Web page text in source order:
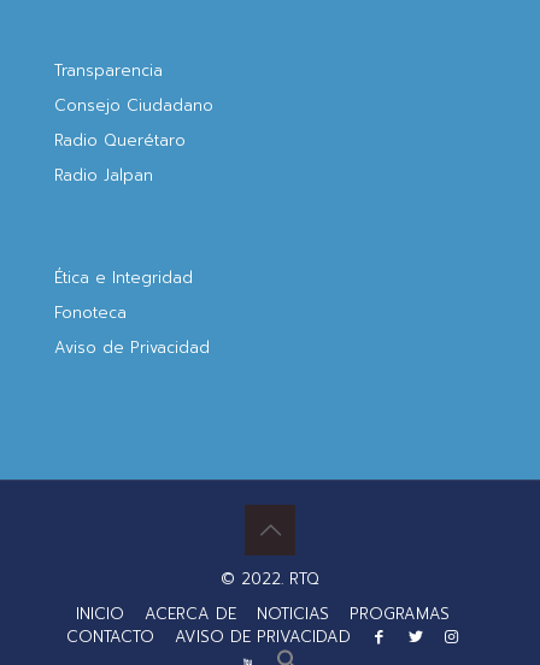
Transparencia
Consejo Ciudadano
Radio Querétaro
Radio Jalpan
Ética e Integridad
Fonoteca
Aviso de Privacidad
© 2022. RTQ
INICIO
ACERCA DE NOTICIAS
PROGRAMAS
CONTACTO
AVISO DE PRIVACIDAD